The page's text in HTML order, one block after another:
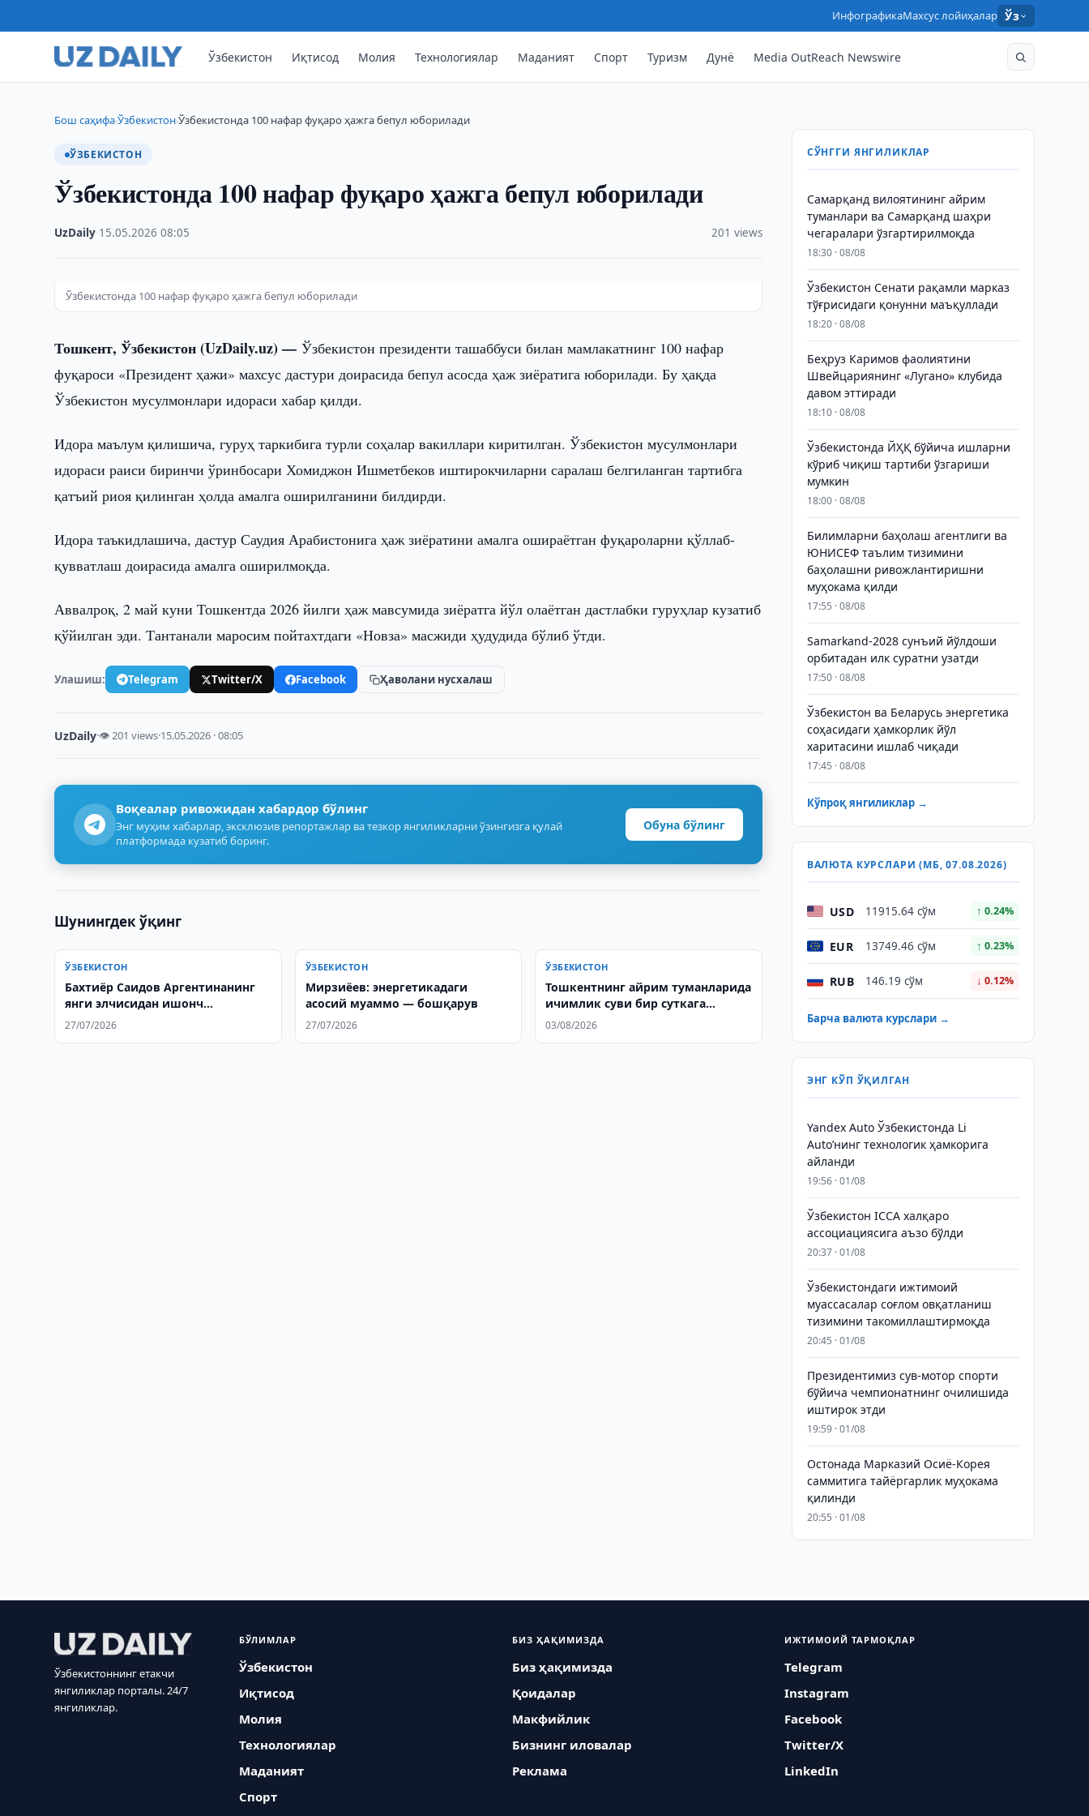
ИнфографикаМахсус лойиҳалар Ўз
Ўзбекистон Иқтисод Молия Технологиялар Маданият Спорт Туризм Дунё Media OutReach Newswire
Бош саҳифа›Ўзбекистон›Ўзбекистонда 100 нафар фуқаро ҳажга бепул юборилади
ЎЗБЕКИСТОН
Ўзбекистонда 100 нафар фуқаро ҳажга бепул юборилади
UzDaily 15.05.2026 ·08:05 201 views
Ўзбекистонда 100 нафар фуқаро ҳажга бепул юборилади
Тошкент, Ўзбекистон (UzDaily.uz) —Ўзбекистон президенти ташаббуси билан мамлакатнинг 100 нафар
фуқароси «Президент ҳажи» махсус дастури доирасида бепул асосда ҳаж зиёратига юборилади. Бу ҳақда
Ўзбекистон мусулмонлари идораси хабар қилди.
Идора маълум қилишича, гуруҳ таркибига турли соҳалар вакиллари киритилган. Ўзбекистон мусулмонлари
идораси раиси биринчи ўринбосари Хомиджон Ишметбеков иштирокчиларни саралаш белгиланган тартибга
қатъий риоя қилинган ҳолда амалга оширилганини билдирди.
Идора таъкидлашича, дастур Саудия Арабистонига ҳаж зиёратини амалга ошираётган фуқароларни қўллаб-
қувватлаш доирасида амалга оширилмоқда.
Аввалроқ, 2 май куни Тошкентда 2026 йилги ҳаж мавсумида зиёратга йўл олаётган дастлабки гуруҳлар кузатиб
қўйилган эди. Тантанали маросим пойтахтдаги «Новза» масжиди ҳудудида бўлиб ўтди.
Улашиш: Telegram Twitter/X Facebook Ҳаволани нусхалаш
UzDaily·👁 201 views·15.05.2026 · 08:05
Воқеалар ривожидан хабардор бўлинг
Энг муҳим хабарлар, эксклюзив репортажлар ва тезкор янгиликларни ўзингизга қулай
платформада кузатиб боринг.
Обуна бўлинг
Шунингдек ўқинг
ЎЗБЕКИСТОН
Бахтиёр Саидов Аргентинанинг
янги элчисидан ишонч
ёрлиқларини қабул қилди
27/07/2026
ЎЗБЕКИСТОН
Мирзиёев: энергетикадаги
асосий муаммо — бошқарув
27/07/2026
ЎЗБЕКИСТОН
Тошкентнинг айрим туманларида
ичимлик суви бир суткага
ўчирилади
03/08/2026
СЎНГГИ ЯНГИЛИКЛАР
Самарқанд вилоятининг айрим
туманлари ва Самарқанд шаҳри
чегаралари ўзгартирилмоқда
18:30 · 08/08
Ўзбекистон Сенати рақамли марказ
тўғрисидаги қонунни маъқуллади
18:20 · 08/08
Беҳруз Каримов фаолиятини
Швейцариянинг «Лугано» клубида
давом эттиради
18:10 · 08/08
Ўзбекистонда ЙҲҚ бўйича ишларни
кўриб чиқиш тартиби ўзгариши
мумкин
18:00 · 08/08
Билимларни баҳолаш агентлиги ва
ЮНИСЕФ таълим тизимини
баҳолашни ривожлантиришни
муҳокама қилди
17:55 · 08/08
Samarkand-2028 сунъий йўлдоши
орбитадан илк суратни узатди
17:50 · 08/08
Ўзбекистон ва Беларусь энергетика
соҳасидаги ҳамкорлик йўл
харитасини ишлаб чиқади
17:45 · 08/08
Кўпроқ янгиликлар →
ВАЛЮТА КУРСЛАРИ (МБ, 07.08.2026)
USD 11915.64 сўм ↑ 0.24%
EUR 13749.46 сўм ↑ 0.23%
RUB 146.19 сўм ↓ 0.12%
Барча валюта курслари →
ЭНГ КЎП ЎҚИЛГАН
Yandex Auto Ўзбекистонда Li
Auto’нинг технологик ҳамкорига
айланди
19:56 · 01/08
Ўзбекистон ICCA халқаро
ассоциациясига аъзо бўлди
20:37 · 01/08
Ўзбекистондаги ижтимоий
муассасалар соғлом овқатланиш
тизимини такомиллаштирмоқда
20:45 · 01/08
Президентимиз сув-мотор спорти
бўйича чемпионатнинг очилишида
иштирок этди
19:59 · 01/08
Остонада Марказий Осиё-Корея
саммитига тайёргарлик муҳокама
қилинди
20:55 · 01/08
Ўзбекистоннинг етакчи
янгиликлар порталы. 24/7
янгиликлар.
БЎЛИМЛАР
Ўзбекистон
Иқтисод
Молия
Технологиялар
Маданият
Спорт
БИЗ ҲАҚИМИЗДА
Биз ҳақимизда
Қоидалар
Макфийлик
Бизнинг иловалар
Реклама
ИЖТИМОИЙ ТАРМОҚЛАР
Telegram
Instagram
Facebook
Twitter/X
LinkedIn